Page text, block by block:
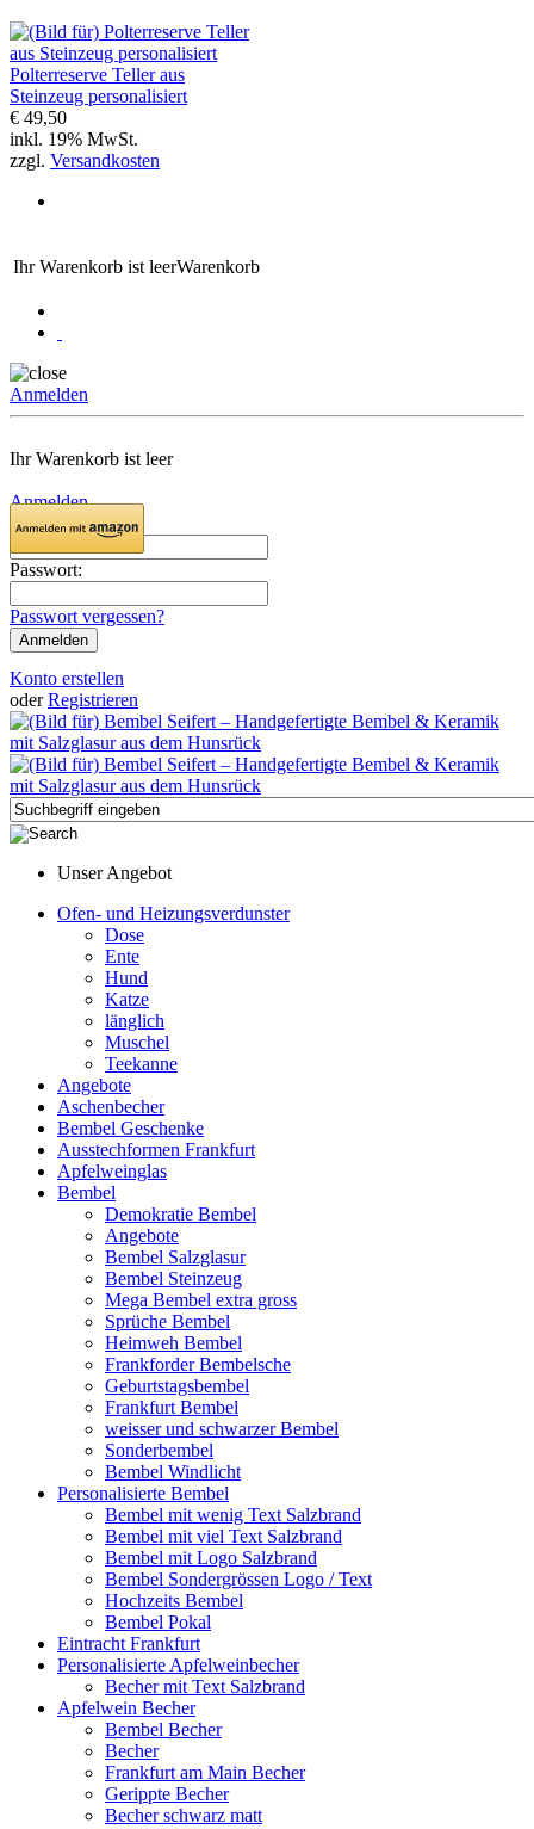
Polterreserve Teller aus
Steinzeug personalisiert
€ 49,50
inkl. 19% MwSt.
zzgl. Versandkosten
Ihr Warenkorb ist leerWarenkorb
Anmelden
Ihr Warenkorb ist leer
Anmelden
Email:
Passwort:
Passwort vergessen?
Konto erstellen
oder Registrieren
Unser Angebot
Ofen- und Heizungsverdunster
Dose
Ente
Hund
Katze
länglich
Muschel
Teekanne
Angebote
Aschenbecher
Bembel Geschenke
Ausstechformen Frankfurt
Apfelweinglas
Bembel
Demokratie Bembel
Angebote
Bembel Salzglasur
Bembel Steinzeug
Mega Bembel extra gross
Sprüche Bembel
Heimweh Bembel
Frankforder Bembelsche
Geburtstagsbembel
Frankfurt Bembel
weisser und schwarzer Bembel
Sonderbembel
Bembel Windlicht
Personalisierte Bembel
Bembel mit wenig Text Salzbrand
Bembel mit viel Text Salzbrand
Bembel mit Logo Salzbrand
Bembel Sondergrössen Logo / Text
Hochzeits Bembel
Bembel Pokal
Eintracht Frankfurt
Personalisierte Apfelweinbecher
Becher mit Text Salzbrand
Apfelwein Becher
Bembel Becher
Becher
Frankfurt am Main Becher
Gerippte Becher
Becher schwarz matt